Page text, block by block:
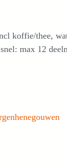
koffie/thee,
max 12